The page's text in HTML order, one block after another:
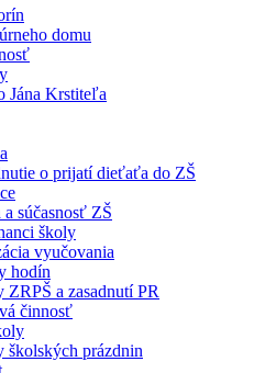
domu
Jána Krstiteľa
o prijatí dieťaťa do ZŠ
súčasnosť ZŠ
školy
vyučovania
hodín
ZRPŠ a zasadnutí PR
činnosť
školských prázdnin